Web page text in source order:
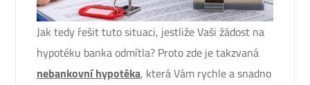
Jak tedy řešit tuto situaci, jestliže Vaši žádost na
hypotéku banka odmítla? Proto zde je takzvaná
nebankovní hypotéka, která Vám rychle a snadno